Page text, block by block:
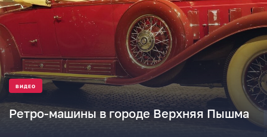
ВИДЕО
Ретро-машины в городе Верхняя Пышма